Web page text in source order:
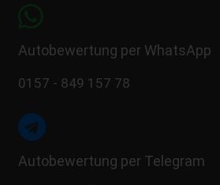
Autobewertung per WhatsApp
0157 - 849 157 78
Autobewertung per Telegram